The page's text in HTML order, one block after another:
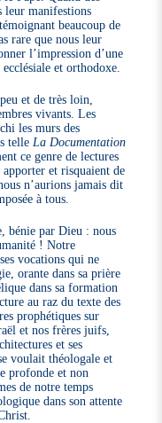
leur manifestions
beaucoup de
rare que nous leur
l’impression d’une
et orthodoxe.
et de très loin,
vivants. Les
les murs des
telle La Documentation
ce genre de lectures
et risquaient de
n’aurions jamais dit
à tous.
bénie par Dieu : nous
! Notre
vocations qui ne
orante dans sa prière
dans sa formation
au raz du texte des
prophétiques sur
et nos frères juifs,
et ses
voulait théologale et
profonde et non
de notre temps
dans son attente